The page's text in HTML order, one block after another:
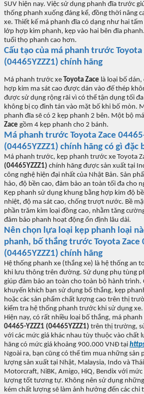
SUV hiện nay. Việc sử dụng phanh đĩa trước
thống phanh xuống đáng kể, đồng thời nâng
xe. Thiết kế má phanh đĩa có dạng như hai t
lớp hợp kim phanh, kẹp vào hai bên đĩa
tuổi thọ phanh cao hơn.
Cấu tạo của má phanh trước Toyota
(04465YZZZ1) chính hãng
Má phanh trước xe Toyota Zace à loại bố dán,
hợp kim ma sát cao được dán vào đế thép
được sử dụng rộng rãi vì có thể tận dụng tối đa
không bị cọ đinh tán vào mặt bố khi bố mòn. M
phanh đĩa sẽ có 2 kẹp phanh 2 bên. Một bộ m
Zace gồm 4 kẹp phanh cho 2 bánh.
Má phanh trước Toyota Zace
(04465YZZZ1) chính hãng có gì đặc
Má phanh trước, kẹp phanh trước xe Toyota
(04465YZZZ1) chính hãng được sản xuất tại
công nghệ hiện đại nhất của Nhật Bản. Sản
hảo, độ bền cao, đảm bảo an toàn tối đa cho
Kẹp phanh sử dụng khung bằng hợp kim độ
nhiệt, độ ma sát cao, chống trượt nước. Bề
phần trăm kim loại đồng cao, nhằm tăng cư
đảm bảo phanh hoạt động ổn định l âu dài.
Nên chọn lựa loại kẹp phanh loại n
phanh, bố thắng trước Toyota Zace
(04465YZZZ1) chính hãng
Hệ thống phanh xe (thắng xe) l à hệ thống an
khi l ưu thông trên đường. Sử dụng phụ tùng
giúp đảm bảo an toàn cho toàn bộ hành trình.
khuyến khích bạn sử dụng bố thắng, kẹp
hoặc các sản phẩm chất l ượng cao trên thị trư
kiểm tra hệ thống phanh trước khi sử dụng xe.
Hiện nay, có rất nhiều loại bố thắng, má
04465-YZZZ1 (04465YZZZ1) trên thị trường,
với các mức giá khác nhau tùy thuộc vào chất l
hãng có mức giá khoảng 900.000 VNĐ tại
Ngoài ra, bạn cũng có thể tìm mua những sản
ượng sản xuất tại Nhật, Malaysia, Indo và
Motorcraft, NiBK, Amigo, HiQ, Bendix với mức
ượng tốt tương tự. Không nên sử dụng
kém chất l ượng sẽ l àm ảnh hưởng đến các chi